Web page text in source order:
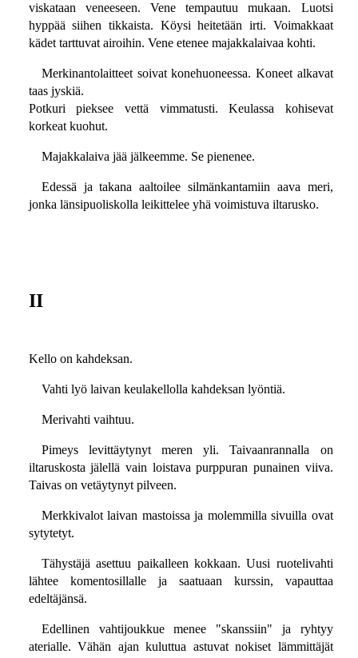
viskataan veneeseen. Vene tempautuu mukaan. Luotsi
hyppää siihen tikkaista. Köysi heitetään irti. Voimakkaat
kädet tarttuvat airoihin. Vene etenee majakkalaivaa kohti.
Merkinantolaitteet soivat konehuoneessa. Koneet alkavat
taas jyskiä.
Potkuri pieksee vettä vimmatusti. Keulassa kohisevat
korkeat kuohut.
Majakkalaiva jää jälkeemme. Se pienenee.
Edessä ja takana aaltoilee silmänkantamiin aava meri,
jonka länsipuoliskolla leikittelee yhä voimistuva iltarusko.
II
Kello on kahdeksan.
Vahti lyö laivan keulakellolla kahdeksan lyöntiä.
Merivahti vaihtuu.
Pimeys levittäytynyt meren yli. Taivaanrannalla on
iltaruskosta jälellä vain loistava purppuran punainen viiva.
Taivas on vetäytynyt pilveen.
Merkkivalot laivan mastoissa ja molemmilla sivuilla ovat
sytytetyt.
Tähystäjä asettuu paikalleen kokkaan. Uusi ruotelivahti
lähtee komentosillalle ja saatuaan kurssin, vapauttaa
edeltäjänsä.
Edellinen vahtijoukkue menee "skanssiin" ja ryhtyy
aterialle. Vähän ajan kuluttua astuvat nokiset lämmittäjät